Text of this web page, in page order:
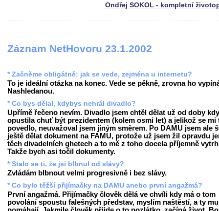
Ondřej SOKOL - kompletní
Záznam NetHovoru 23.1.2002
* Začněme obligátně: jak se vede, zejména u internetu?
To je ideální otázka na konec. Vede se pěkně, zrovna ho
Nashledanou.
* Co bys dělal, kdybys nehrál divadlo?
Upřímě řečeno nevím. Divadlo jsem chtěl dělat už od doby
opustila chuť být prezidentem (kolem osmi let) a jelikož se mi
povedlo, neuvažoval jsem jiným směrem. Po DAMU jsem ale
ještě dělat dokument na FAMU, protože už jsem žil opravdu
těch divadelních ghetech a to mě z toho docela příjemně
Takže bych asi točil dokumenty.
* Stalo se ti, že jsi blbnul od slávy?
Zvládám blbnout velmi progresivně i bez slávy.
* Co bylo těžší přijímačky na DAMU anebo první angažmá?
První angažmá. Přijímačky člověk dělá ve chvíli kdy má o tom
povolání spoustu falešných představ, myslím naštěstí, a ty